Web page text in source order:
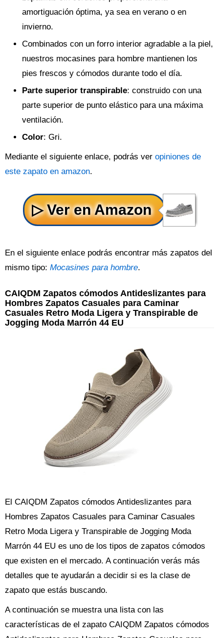
amortiguación óptima, ya sea en verano o en
invierno.
Combinados con un forro interior agradable a la piel,
nuestros mocasines para hombre mantienen los
pies frescos y cómodos durante todo el día.
Parte superior transpirable: construido con una
parte superior de punto elástico para una máxima
ventilación.
Color: Gri.
Mediante el siguiente enlace, podrás ver opiniones de
este zapato en amazon.
En el siguiente enlace podrás encontrar más zapatos del
mismo tipo: Mocasines para hombre.
CAIQDM Zapatos cómodos Antideslizantes para
Hombres Zapatos Casuales para Caminar
Casuales Retro Moda Ligera y Transpirable de
Jogging Moda Marrón 44 EU
El CAIQDM Zapatos cómodos Antideslizantes para
Hombres Zapatos Casuales para Caminar Casuales
Retro Moda Ligera y Transpirable de Jogging Moda
Marrón 44 EU es uno de los tipos de zapatos cómodos
que existen en el mercado. A continuación verás más
detalles que te ayudarán a decidir si es la clase de
zapato que estás buscando.
A continuación se muestra una lista con las
características de el zapato CAIQDM Zapatos cómodos